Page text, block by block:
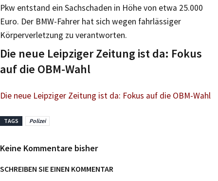
Pkw entstand ein Sachschaden in Höhe von etwa 25.000
Euro. Der BMW-Fahrer hat sich wegen fahrlässiger
Körperverletzung zu verantworten.
Die neue Leipziger Zeitung ist da: Fokus
auf die OBM-Wahl
Die neue Leipziger Zeitung ist da: Fokus auf die OBM-Wahl
TAGS Polizei
Keine Kommentare bisher
SCHREIBEN SIE EINEN KOMMENTAR